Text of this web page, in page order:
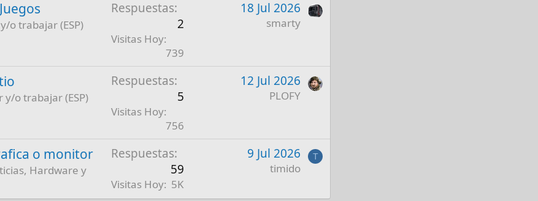
o trabajar (ESP)
Respuestas
2
Visitas Hoy
739
18 Jul 2026
smarty
y/o trabajar (ESP)
Respuestas
5
Visitas Hoy
756
12 Jul 2026
PLOFY
o monitor
Hardware y
Respuestas
59
Visitas Hoy 5K
9 Jul 2026
timido
T